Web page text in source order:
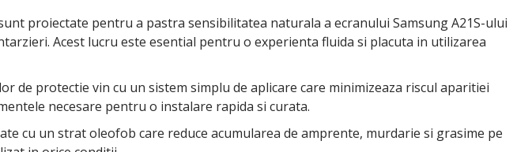
proiectate pentru a pastra sensibilitatea naturala a ecranului Samsung A21S-ului
Acest lucru este esential pentru o experienta fluida si placuta in utilizarea
de protectie vin cu un sistem simplu de aplicare care minimizeaza riscul aparitiei
necesare pentru o instalare rapida si curata.
cu un strat oleofob care reduce acumularea de amprente, murdarie si grasime pe